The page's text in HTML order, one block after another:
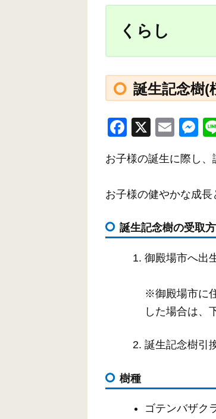
くらし
誕生記念樹(
F
c
e
b
o
o
k
X
E
ail
M
e
n
g
er
お子様の誕生に際し、
お子様の健やかな成長
誕生記念樹の受取
御殿場市へ出
※御殿場市に
した場合は、
誕生記念樹引
樹種
ゴテンバザク